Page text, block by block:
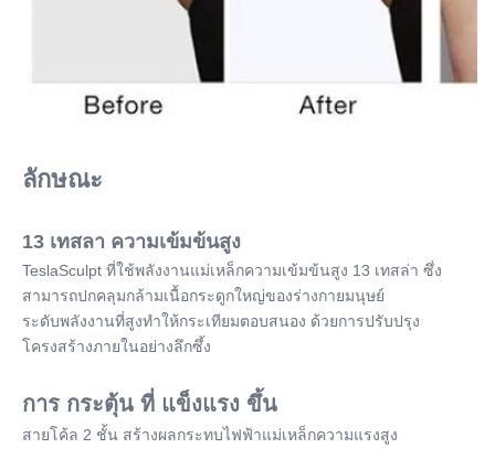
ลักษณะ
13 เทสลา ความเข้มข้นสูง
TeslaSculpt ที่ใช้พลังงานแม่เหล็กความเข้มข้นสูง 13 เทสล่า ซึ่ง
สามารถปกคลุมกล้ามเนื้อกระดูกใหญ่ของร่างกายมนุษย์
ระดับพลังงานที่สูงทําให้กระเทียมตอบสนอง ด้วยการปรับปรุง
โครงสร้างภายในอย่างลึกซึ้ง
การ กระตุ้น ที่ แข็งแรง ขึ้น
สายโค้ล 2 ชั้น สร้างผลกระทบไฟฟ้าแม่เหล็กความแรงสูง